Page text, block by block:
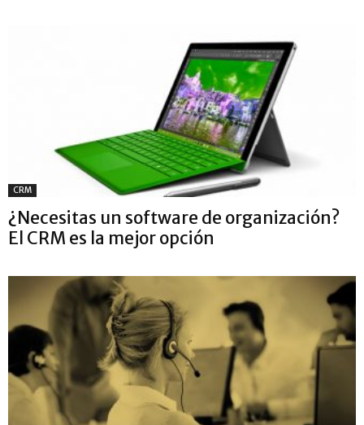
CRM
¿Necesitas un software de organización?
El CRM es la mejor opción